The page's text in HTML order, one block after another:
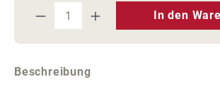
Produkt Anzahl: Gib den
In den
Beschreibung